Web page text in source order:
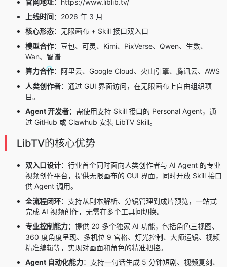
上线时间：2026 年 3 月
核心形态：无限画布 + Skill 接口双入口
模型合作：豆包、可灵、Kimi、PixVerse、Qwen、生数、
Wan、智谱
算力合作：阿里云、Google Cloud、火山引擎、腾讯云、AWS
人类创作者：通过 GUI 界面访问，在无限画布上自由组织项
目。
Agent 开发者：需使用支持 Skill 接口的 Personal Agent，通
过 GitHub 或 Clawhub 安装 LibTV Skill。
LibTV的核心优势
双入口设计：行业首个同时面向人类创作者与 AI Agent 的专业
视频创作平台，提供无限画布的 GUI 界面，同时开放 Skill 接口
供 Agent 调用。
全流程闭环：支持从剧本解析、分镜管理到成片预览，一站式
完成 AI 视频创作，无需在多个工具间切换。
专业控制能力：提供 20 多个独家 AI 功能，包括角色三视图、
360 度角度呈现、多机位 9 宫格、灯光控制、大师运镜、视频
精准编辑等，实现对画面和角色的精准把控。
Agent 自动化能力：支持一句话生成 5 分钟短剧、视频复刻、